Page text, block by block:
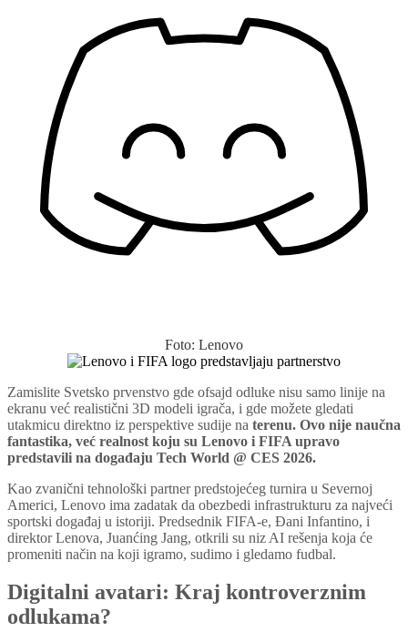
Foto: Lenovo
Zamislite Svetsko prvenstvo gde ofsajd odluke nisu samo linije na
ekranu već realistični 3D modeli igrača, i gde možete gledati
utakmicu direktno iz perspektive sudije na terenu. Ovo nije naučna
fantastika, već realnost koju su Lenovo i FIFA upravo
predstavili na događaju Tech World @ CES 2026.
Kao zvanični tehnološki partner predstojećeg turnira u Severnoj
Americi, Lenovo ima zadatak da obezbedi infrastrukturu za najveći
sportski događaj u istoriji. Predsednik FIFA-e, Đani Infantino, i
direktor Lenova, Juanćing Jang, otkrili su niz AI rešenja koja će
promeniti način na koji igramo, sudimo i gledamo fudbal.
Digitalni avatari: Kraj kontroverznim
odlukama?